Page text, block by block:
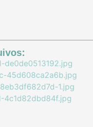
45d608ca2a6b.jpg
1.jpg
4c1d82dbd84f.jpg